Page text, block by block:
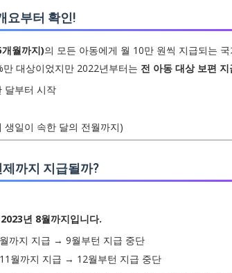
요부터 확인!
월까지)의 모든 아동에게 월 10만 원씩 지급되는
대상이었지만 2022년부터는 전 아동 대상 보편 지
달부터 시작
일이 속한 달의 전월까지)
제까지 지급될까?
년 8월까지입니다.
까지 지급 → 9월부턴 지급 중단
월까지 지급 → 12월부턴 지급 중단